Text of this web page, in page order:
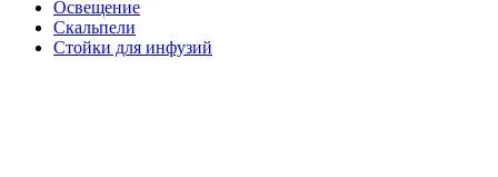
Освещение
Скальпели
Стойки для инфузий